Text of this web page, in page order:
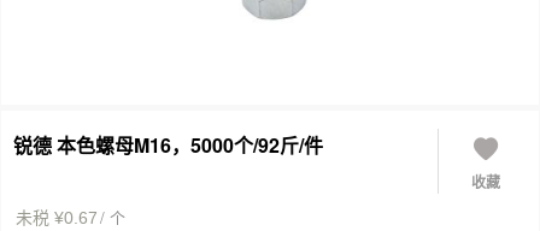
锐德 本色螺母M16，5000个/92斤/件
收藏
未税 ¥0.67/ 个